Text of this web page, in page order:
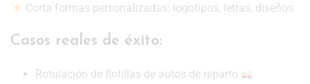
Corta formas personalizadas: logotipos, letras, diseños
Casos reales de éxito:
Rotulación de flotillas de autos de reparto